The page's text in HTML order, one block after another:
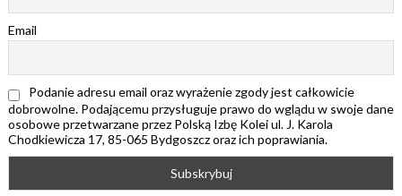
Email
Podanie adresu email oraz wyrażenie zgody jest całkowicie
dobrowolne. Podającemu przysługuje prawo do wglądu w swoje dane
osobowe przetwarzane przez Polską Izbę Kolei ul. J. Karola
Chodkiewicza 17, 85-065 Bydgoszcz oraz ich poprawiania.